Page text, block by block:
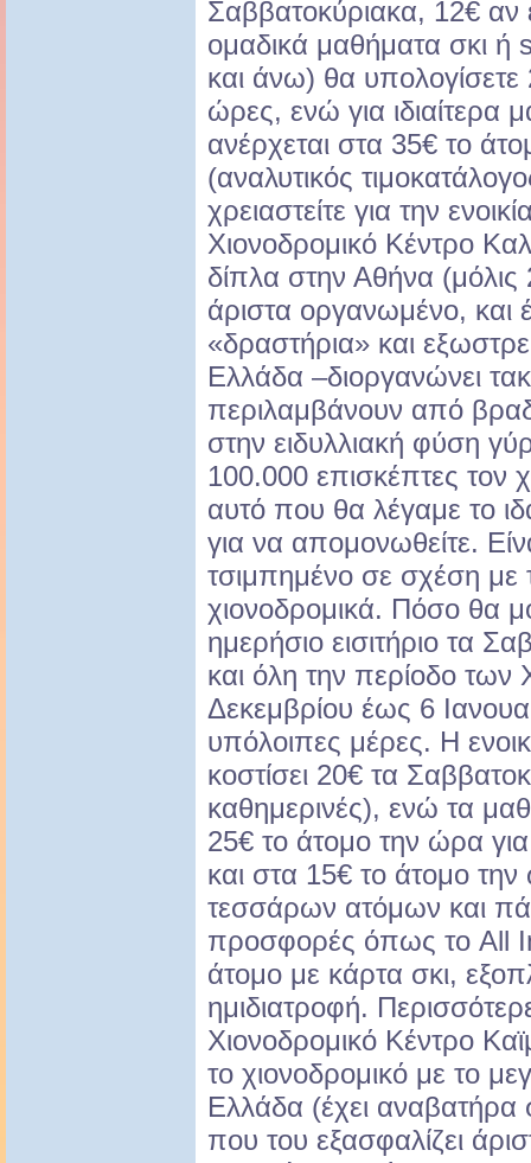
Σαββατοκύριακα, 12€ αν
ομαδικά μαθήματα σκι
και άνω) θα υπολογίσετε
ώρες, ενώ για ιδιαίτερα
ανέρχεται στα 35€ το
(αναλυτικός
χρειαστείτε για την
Χιονοδρομικό Κέντρο
δίπλα στην Αθήνα (μόλις
άριστα οργανωμένο, και
«δραστήρια» και
Ελλάδα –διοργανώνει
περιλαμβάνουν από
στην ειδυλλιακή φύση
100.000 επισκέπτες τον
αυτό που θα λέγαμε το
για να απομονωθείτε.
τσιμπημένο σε σχέση με
χιονοδρομικά. Πόσο θα
ημερήσιο εισιτήριο τα
και όλη την περίοδο των
Δεκεμβρίου έως 6
υπόλοιπες μέρες. Η
κοστίσει 20€ τα
καθημερινές), ενώ τα
25€ το άτομο την ώρα
και στα 15€ το άτομο
τεσσάρων ατόμων και
προσφορές όπως το All
άτομο με κάρτα σκι,
ημιδιατροφή.
Χιονοδρομικό Κέντρο
το χιονοδρομικό με το
Ελλάδα (έχει
που του εξασφαλίζει